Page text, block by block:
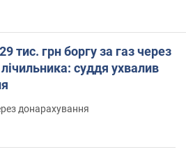
тис. грн боргу за газ через
суддя ухвалив
донарахування